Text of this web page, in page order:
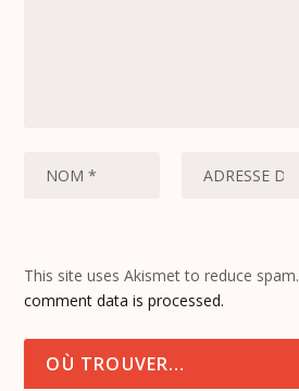
This site uses Akismet to reduce spam.
comment data is processed.
OÙ TROUVER…